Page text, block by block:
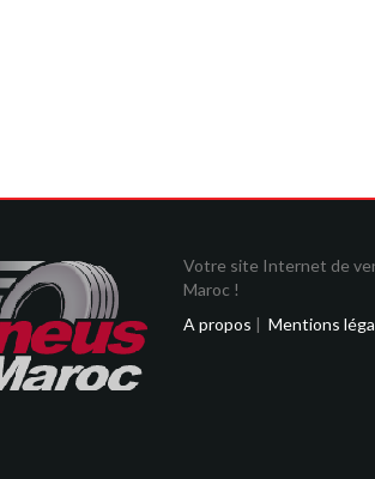
Votre site Internet de
Maroc !
A propos | Mentions